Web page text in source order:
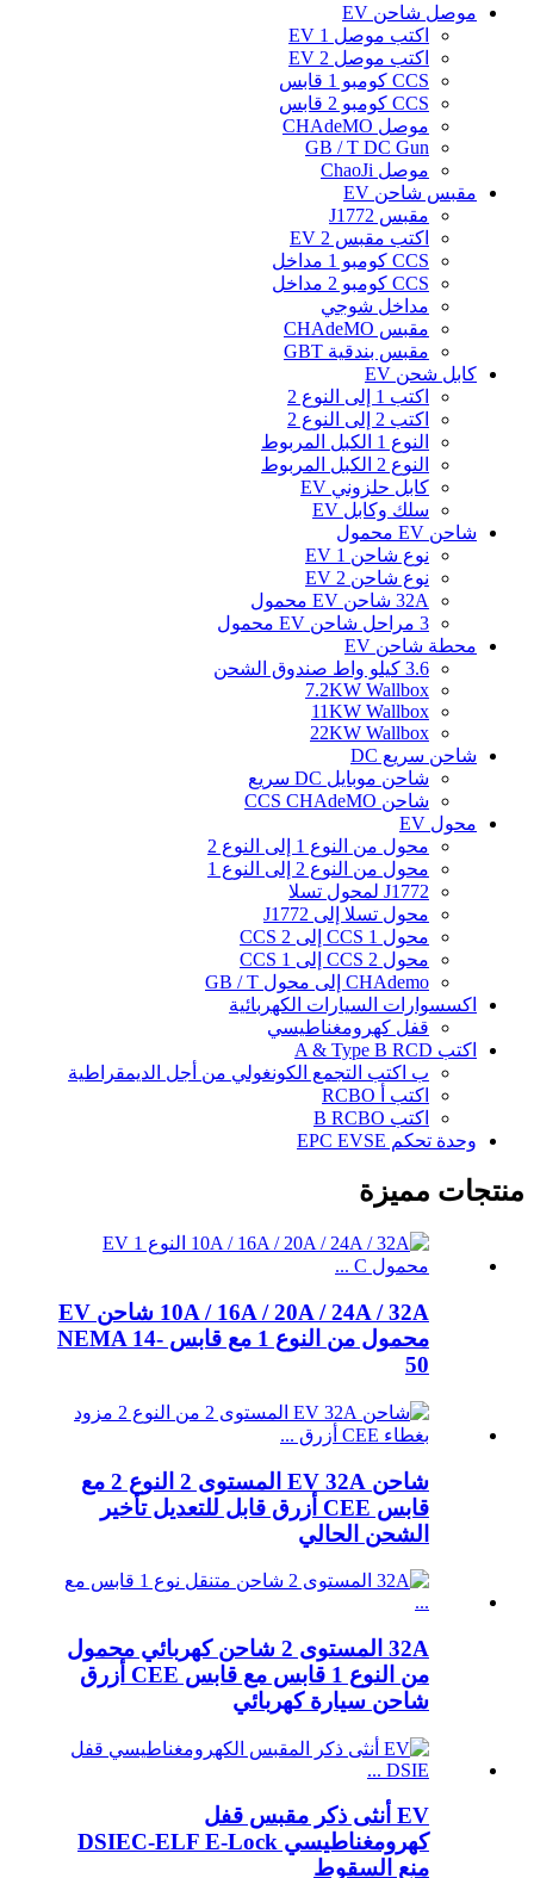
موصل شاحن EV
اكتب موصل 1 EV
اكتب موصل 2 EV
CCS كومبو 1 قابس
CCS كومبو 2 قابس
موصل CHAdeMO
GB / T DC Gun
موصل ChaoJi
مقبس شاحن EV
مقبس J1772
اكتب مقبس EV 2
CCS كومبو 1 مداخل
CCS كومبو 2 مداخل
مداخل شوجي
مقبس CHAdeMO
مقبس بندقية GBT
كابل شحن EV
اكتب 1 إلى النوع 2
اكتب 2 إلى النوع 2
النوع 1 الكبل المربوط
النوع 2 الكبل المربوط
كابل حلزوني EV
سلك وكابل EV
شاحن EV محمول
نوع شاحن EV 1
نوع شاحن EV 2
32A شاحن EV محمول
3 مراحل شاحن EV محمول
محطة شاحن EV
3.6 كيلو واط صندوق الشحن
7.2KW Wallbox
11KW Wallbox
22KW Wallbox
شاحن سريع DC
شاحن موبايل DC سريع
شاحن CCS CHAdeMO
محول EV
محول من النوع 1 إلى النوع 2
محول من النوع 2 إلى النوع 1
J1772 لمحول تسلا
محول تسلا إلى J1772
محول CCS 1 إلى CCS 2
محول CCS 2 إلى CCS 1
CHAdemo إلى محول GB / T
اكسسوارات السيارات الكهربائية
قفل كهرومغناطيسي
اكتب A & Type B RCD
ب اكتب التجمع الكونغولي من أجل الديمقراطية
اكتب أ RCBO
اكتب B RCBO
وحدة تحكم EPC EVSE
منتجات مميزة
10A / 16A / 20A / 24A / 32A شاحن EV
محمول من النوع 1 مع قابس NEMA 14-
50
شاحن EV 32A المستوى 2 النوع 2 مع
قابس CEE أزرق قابل للتعديل تأخير
الشحن الحالي
32A المستوى 2 شاحن كهربائي محمول
من النوع 1 قابس مع قابس CEE أزرق
شاحن سيارة كهربائي
EV أنثى ذكر مقبس قفل
كهرومغناطيسي DSIEC-ELF E-Lock
منع السقوط